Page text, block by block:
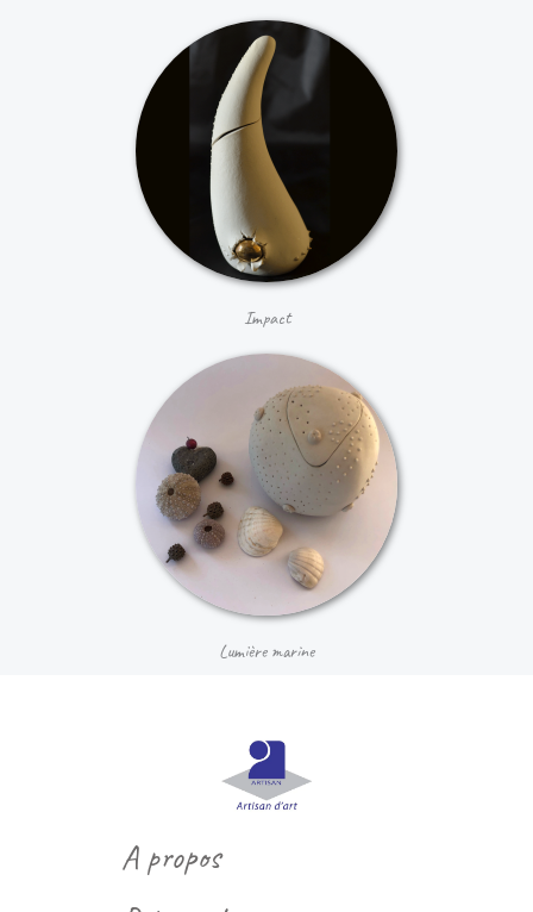
Impact
Lumière marine
A propos